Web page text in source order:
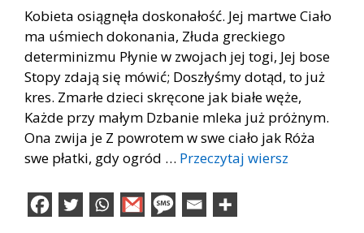
Kobieta osiągnęła doskonałość. Jej martwe Ciało
ma uśmiech dokonania, Złuda greckiego
determinizmu Płynie w zwojach jej togi, Jej bose
Stopy zdają się mówić; Doszłyśmy dotąd, to już
kres. Zmarłe dzieci skręcone jak białe węże,
Każde przy małym Dzbanie mleka już próżnym.
Ona zwija je Z powrotem w swe ciało jak Róża
swe płatki, gdy ogród … Przeczytaj wiersz